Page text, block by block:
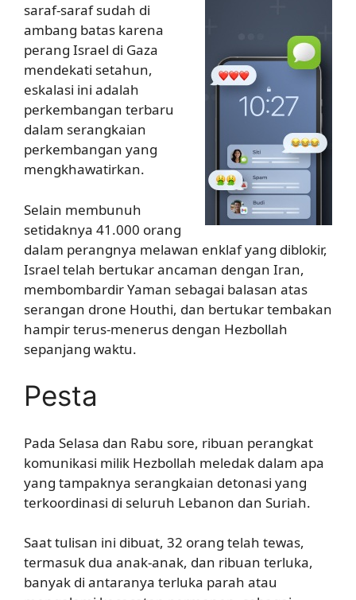
saraf-saraf sudah di
ambang batas karena
perang Israel di Gaza
mendekati setahun,
eskalasi ini adalah
perkembangan terbaru
dalam serangkaian
perkembangan yang
mengkhawatirkan.
Selain membunuh
setidaknya 41.000 orang
dalam perangnya melawan enklaf yang diblokir,
Israel telah bertukar ancaman dengan Iran,
membombardir Yaman sebagai balasan atas
serangan drone Houthi, dan bertukar tembakan
hampir terus-menerus dengan Hezbollah
sepanjang waktu.
Pesta
Pada Selasa dan Rabu sore, ribuan perangkat
komunikasi milik Hezbollah meledak dalam apa
yang tampaknya serangkaian detonasi yang
terkoordinasi di seluruh Lebanon dan Suriah.
Saat tulisan ini dibuat, 32 orang telah tewas,
termasuk dua anak-anak, dan ribuan terluka,
banyak di antaranya terluka parah atau